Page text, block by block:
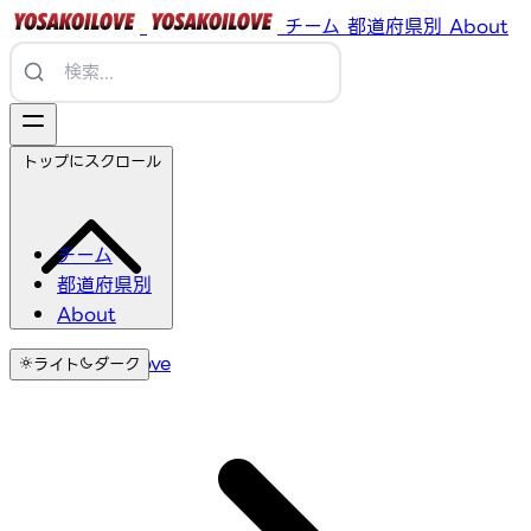
チーム 都道府県別 About
チーム
都道府県別
About
ライト ダーク
トップにスクロール
YosakoiLove